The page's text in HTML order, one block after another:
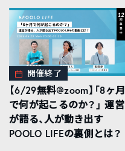
開催終了
【6/29無料@zoom】「8ヶ月
で何が起こるのか？」 運営
が語る、人が動き出す
POOLO LIFEの裏側とは？